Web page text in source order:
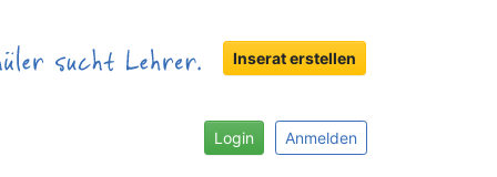
Inserat erstellen
Login Anmelden